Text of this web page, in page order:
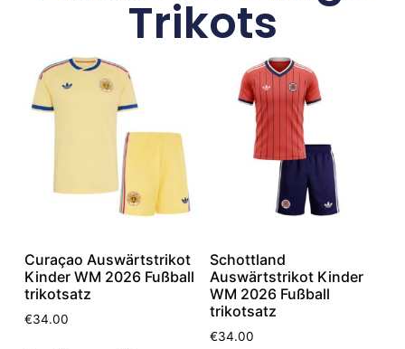
Trikots
Curaçao Auswärtstrikot
Kinder WM 2026 Fußball
trikotsatz
€34.00
Schottland
Auswärtstrikot Kinder
WM 2026 Fußball
trikotsatz
€34.00